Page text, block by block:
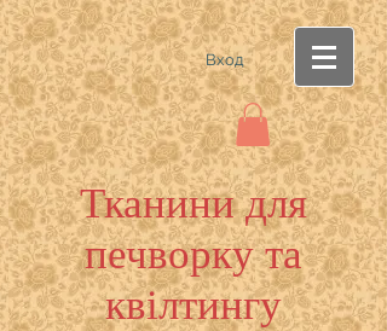
Вход
Тканини для
печворку та
квілтингу